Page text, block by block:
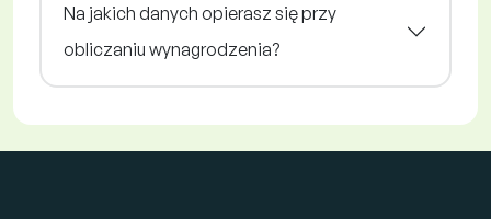
Na jakich danych opierasz się przy
obliczaniu wynagrodzenia?